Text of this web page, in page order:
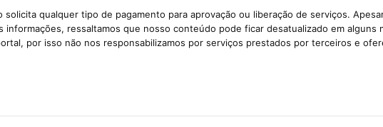
qualquer tipo de pagamento para aprovação ou liberação de serviços.
ressaltamos que nosso conteúdo pode ficar desatualizado em alguns
por isso não nos responsabilizamos por serviços prestados por terceiros e